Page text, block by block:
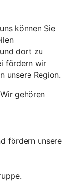
können Sie
dort zu
fördern wir
unsere Region.
gehören
fördern unsere